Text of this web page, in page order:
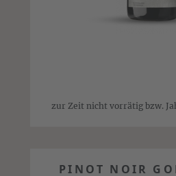
zur Zeit nicht vorrätig bzw.
PINOT NOIR